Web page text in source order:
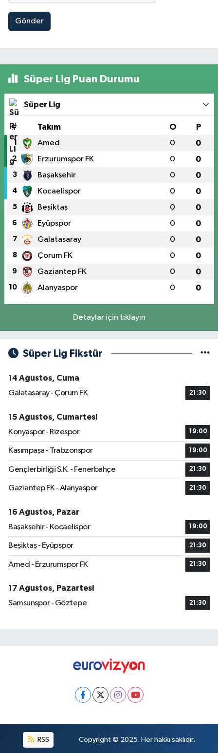
Gönder
Süper Lig Puan Durumu
Süper Lig
# Takım O P
1 Amed 0 0
2 Erzurumspor FK 0 0
3 Başakşehir 0 0
4 Kocaelispor 0 0
5 Beşiktaş 0 0
6 Eyüpspor 0 0
7 Galatasaray 0 0
8 Çorum FK 0 0
9 Gaziantep FK 0 0
10 Alanyaspor 0 0
Detaylar için tıklayın
Süper Lig Fikstür
14 Ağustos, Cuma
Galatasaray - Çorum FK
21:30
15 Ağustos, Cumartesi
Konyaspor - Rizespor
19:00
Kasımpaşa - Trabzonspor 19:00
Gençlerbirliği S.K. - Fenerbahçe 21:30
Gaziantep FK - Alanyaspor 21:30
16 Ağustos, Pazar
Başakşehir - Kocaelispor
19:00
Beşiktaş - Eyüpspor 21:30
Amed - Erzurumspor FK 21:30
17 Ağustos, Pazartesi
Samsunspor - Göztepe
21:30
RSS Copyright © 2025. Her hakkı saklıdır.